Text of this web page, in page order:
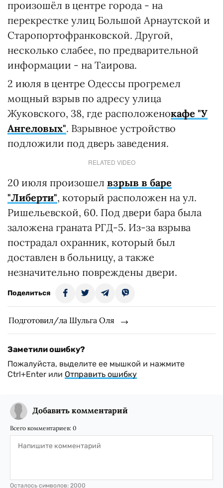
произошёл в центре города - на
перекрестке улиц Большой Арнаутской и
Старопортофранковской. Другой,
несколько слабее, по предварительной
информации - на Таирова.
2 июля в центре Одессы прогремел
мощный взрыв по адресу улица
Жуковского, 38, где расположенокафе "У
Ангеловых". Взрывное устройство
подложили под дверь заведения.
RELATED VIDEO
20 июля произошел взрыв в баре
"Либерти", который расположен на ул.
Ришельевской, 60. Под двери бара была
заложена граната РГД-5. Из-за взрыва
пострадал охранник, который был
доставлен в больницу, а также
незначительно повреждены двери.
Поделиться
Подготовил/ла Шульга Оля
Заметили ошибку?
Пожалуйста, выделите ее мышкой и нажмите
Ctrl+Enter или Отправить ошибку
Добавить комментарий
Всего комментариев: 0
Осталось символов: 2000